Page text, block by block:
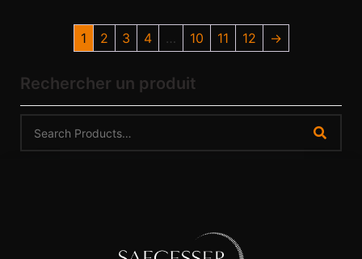
1 2 3 4 … 10 11 12 →
Rechercher un produit